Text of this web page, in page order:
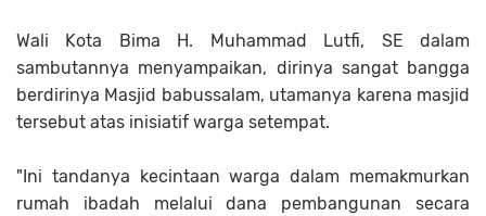
Wali Kota Bima H. Muhammad Lutfi, SE dalam
sambutannya menyampaikan, dirinya sangat bangga
berdirinya Masjid babussalam, utamanya karena masjid
tersebut atas inisiatif warga setempat.
"Ini tandanya kecintaan warga dalam memakmurkan
rumah ibadah melalui dana pembangunan secara